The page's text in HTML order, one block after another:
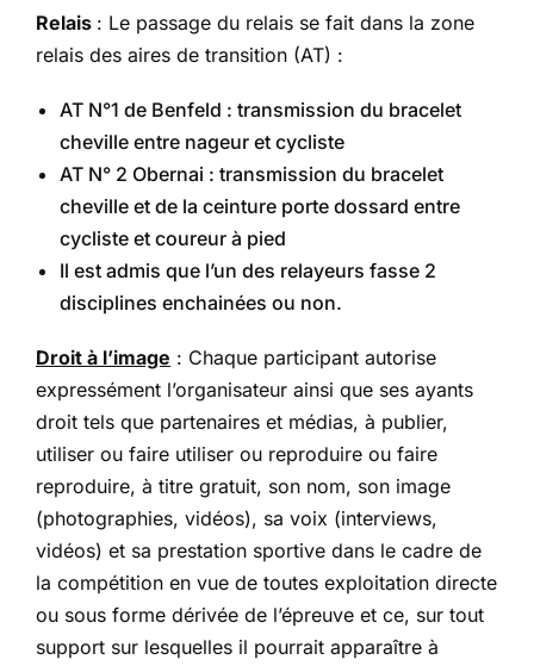
Relais : Le passage du relais se fait dans la zone
relais des aires de transition (AT) :
AT N°1 de Benfeld : transmission du bracelet
cheville entre nageur et cycliste
AT N° 2 Obernai : transmission du bracelet
cheville et de la ceinture porte dossard entre
cycliste et coureur à pied
Il est admis que l’un des relayeurs fasse 2
disciplines enchainées ou non.
Droit à l’image : Chaque participant autorise
expressément l’organisateur ainsi que ses ayants
droit tels que partenaires et médias, à publier,
utiliser ou faire utiliser ou reproduire ou faire
reproduire, à titre gratuit, son nom, son image
(photographies, vidéos), sa voix (interviews,
vidéos) et sa prestation sportive dans le cadre de
la compétition en vue de toutes exploitation directe
ou sous forme dérivée de l’épreuve et ce, sur tout
support sur lesquelles il pourrait apparaître à